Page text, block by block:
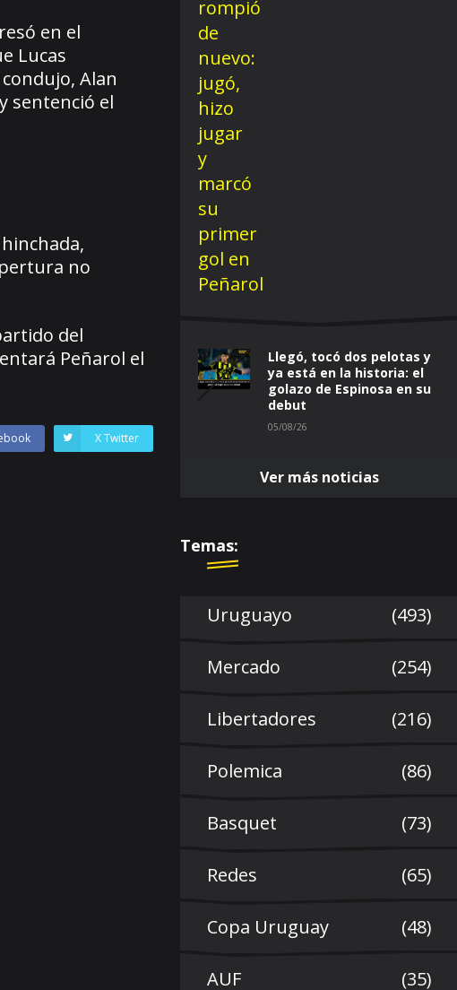
en el
Lucas
Alan
sentenció el
no
del
Peñarol el
X Twitter
Llegó, tocó dos pelotas y
ya está en la historia: el
golazo de Espinosa en su
debut
05/08/26
Ver más noticias
Temas:
Uruguayo (493)
Mercado (254)
Libertadores (216)
Polemica (86)
Basquet (73)
Redes (65)
Copa Uruguay (48)
AUF (35)